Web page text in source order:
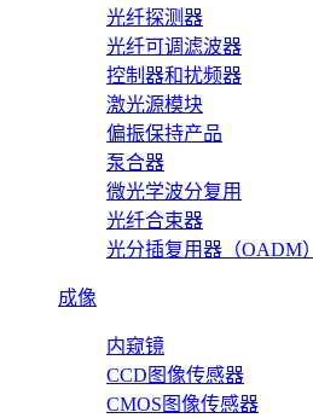
光纤探测器
光纤可调滤波器
控制器和扰频器
激光源模块
偏振保持产品
泵合器
微光学波分复用
光纤合束器
光分插复用器（OADM）
成像
内窥镜
CCD图像传感器
CMOS图像传感器